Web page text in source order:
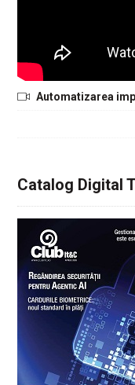
Automatizarea
Catalog Digital